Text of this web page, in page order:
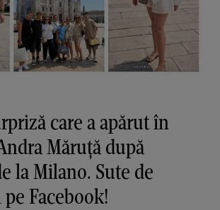
care a apărut în
Măruţă după
la Milano. Sute de
Facebook!